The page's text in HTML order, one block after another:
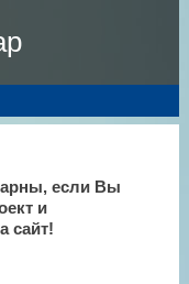
если Вы
и
сайт!